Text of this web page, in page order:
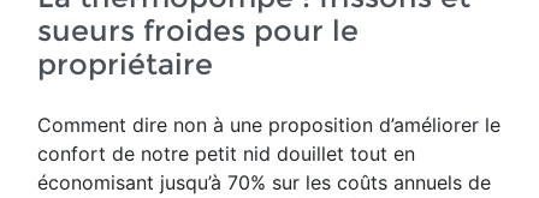
sueurs froides pour le
propriétaire
Comment dire non à une proposition d’améliorer le
confort de notre petit nid douillet tout en
économisant jusqu’à 70% sur les coûts annuels de